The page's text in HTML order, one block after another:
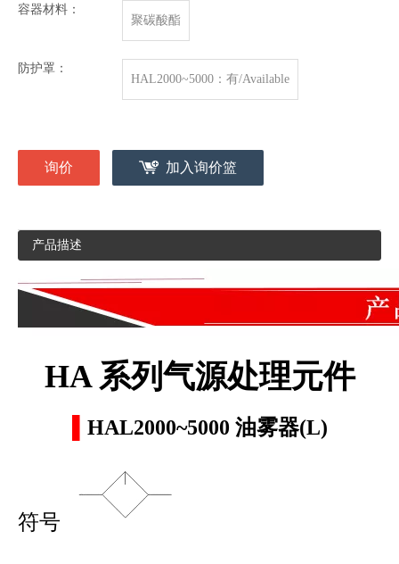
容器材料：
聚碳酸酯
防护罩：
HAL2000~5000：有/Available
询价 加入询价篮
产品描述
HA 系列气源处理元件
HAL2000~5000 油雾器(L)
符号